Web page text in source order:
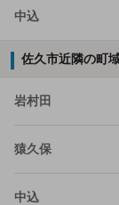
中込
佐久市近隣の町
岩村田
猿久保
中込